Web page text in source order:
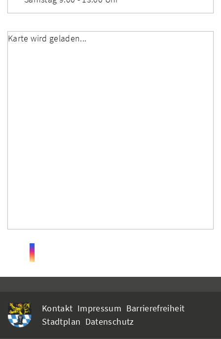
Karte wird geladen...
Kontakt Impressum Barrierefreiheit
Stadtplan Datenschutz